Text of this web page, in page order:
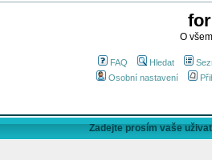
O
FAQ Hledat
Osobní nastavení
Zadejte prosím vaše